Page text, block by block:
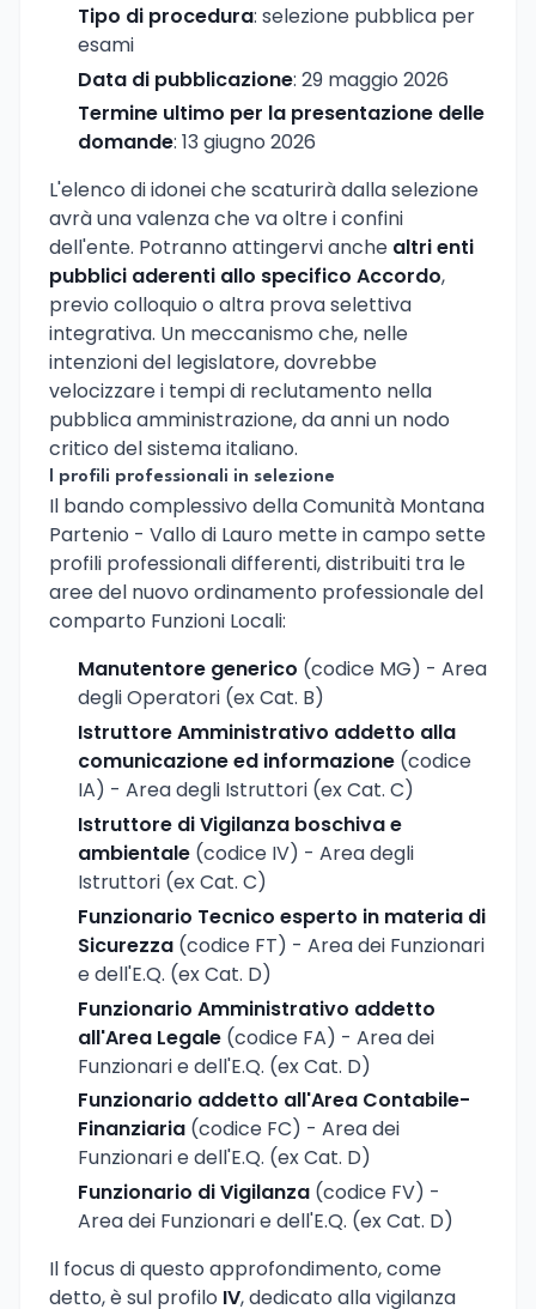
Tipo di procedura: selezione pubblica per
esami
Data di pubblicazione: 29 maggio 2026
Termine ultimo per la presentazione delle
domande: 13 giugno 2026
L'elenco di idonei che scaturirà dalla selezione
avrà una valenza che va oltre i confini
dell'ente. Potranno attingervi anche altri enti
pubblici aderenti allo specifico Accordo,
previo colloquio o altra prova selettiva
integrativa. Un meccanismo che, nelle
intenzioni del legislatore, dovrebbe
velocizzare i tempi di reclutamento nella
pubblica amministrazione, da anni un nodo
critico del sistema italiano.
I profili professionali in selezione
Il bando complessivo della Comunità Montana
Partenio - Vallo di Lauro mette in campo sette
profili professionali differenti, distribuiti tra le
aree del nuovo ordinamento professionale del
comparto Funzioni Locali:
Manutentore generico (codice MG) - Area
degli Operatori (ex Cat. B)
Istruttore Amministrativo addetto alla
comunicazione ed informazione (codice
IA) - Area degli Istruttori (ex Cat. C)
Istruttore di Vigilanza boschiva e
ambientale (codice IV) - Area degli
Istruttori (ex Cat. C)
Funzionario Tecnico esperto in materia di
Sicurezza (codice FT) - Area dei Funzionari
e dell'E.Q. (ex Cat. D)
Funzionario Amministrativo addetto
all'Area Legale (codice FA) - Area dei
Funzionari e dell'E.Q. (ex Cat. D)
Funzionario addetto all'Area Contabile-
Finanziaria (codice FC) - Area dei
Funzionari e dell'E.Q. (ex Cat. D)
Funzionario di Vigilanza (codice FV) -
Area dei Funzionari e dell'E.Q. (ex Cat. D)
Il focus di questo approfondimento, come
detto, è sul profilo IV, dedicato alla vigilanza